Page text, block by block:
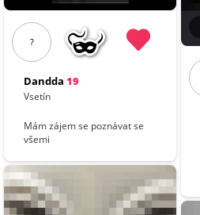
?
Dandda 19
Vsetín
Mám zájem se poznávat se
všemi